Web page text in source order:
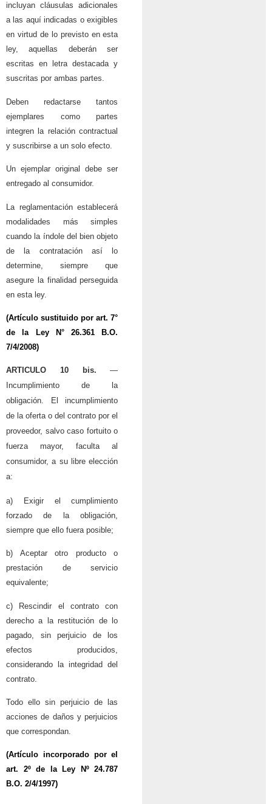
incluyan cláusulas adicionales
a las aquí indicadas o exigibles
en virtud de lo previsto en esta
ley, aquellas deberán ser
escritas en letra destacada y
suscritas por ambas partes.
Deben redactarse tantos
ejemplares como partes
integren la relación contractual
y suscribirse a un solo efecto.
Un ejemplar original debe ser
entregado al consumidor.
La reglamentación establecerá
modalidades más simples
cuando la índole del bien objeto
de la contratación así lo
determine, siempre que
asegure la finalidad perseguida
en esta ley.
(Artículo sustituido por art. 7°
de la
Ley N° 26.361 B.O.
7/4/2008)
ARTICULO 10 bis. —
Incumplimiento de la
obligación. El incumplimiento
de la oferta o del contrato por el
proveedor, salvo caso fortuito o
fuerza mayor, faculta al
consumidor, a su libre elección
a:
a) Exigir el cumplimiento
forzado de la obligación,
siempre que ello fuera posible;
b) Aceptar otro producto o
prestación de servicio
equivalente;
c) Rescindir el contrato con
derecho a la restitución de lo
pagado, sin perjuicio de los
efectos producidos,
considerando la integridad del
contrato.
Todo ello sin perjuicio de las
acciones de daños y perjuicios
que correspondan.
(Artículo incorporado por el
art. 2º de la Ley Nº 24.787
B.O. 2/4/1997)